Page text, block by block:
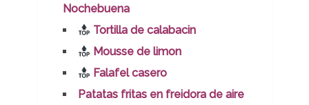
Nochebuena
Tortilla de calabacin
Mousse de limon
Falafel casero
Patatas fritas en freidora de aire